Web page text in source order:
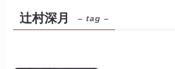
辻村深月 – tag –